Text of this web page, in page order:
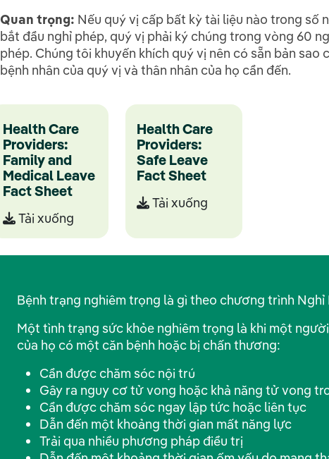
Quan trọng: Nếu quý vị cấp bất kỳ tài liệu nào trong số
bắt đầu nghỉ phép, quý vị phải ký chúng trong vòng 60
phép. Chúng tôi khuyến khích quý vị nên có sẵn bản sao
bệnh nhân của quý vị và thân nhân của họ cần đến.
Health Care
Providers:
Family and
Medical Leave
Fact Sheet
Tải xuống
Health Care
Providers:
Safe Leave
Fact Sheet
Tải xuống
Bệnh trạng nghiêm trọng là gì theo chương trình
Một tình trạng sức khỏe nghiêm trọng là khi một
của họ có một căn bệnh hoặc bị chấn thương:
Cần được chăm sóc nội trú
Gây ra nguy cơ tử vong hoặc khả năng tử vong
Cần được chăm sóc ngay lập tức hoặc liên tục
Dẫn đến một khoảng thời gian mất năng lực
Trải qua nhiều phương pháp điều trị